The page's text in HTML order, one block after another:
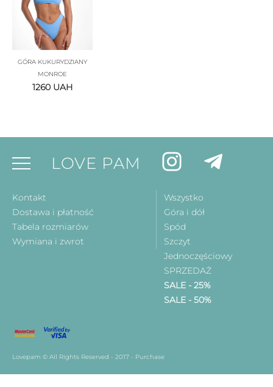
GÓRA KUKURYDZIANY
MONROE
1260 UAH
LOVE PAM
Kontakt
Dostawa i płatność
Tabela rozmiarów
Wymiana i zwrot
Wszystko
Góra i dół
Spód
Szczyt
Jednoczęściowy
SPRZEDAŻ
SALE - 25%
SALE - 50%
Lovepam © All Rights Reserved - 2017 - Purchase